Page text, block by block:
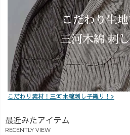
こだわり素材！三河木綿刺し子織り！>
最近みたアイテム
RECENTLY VIEW